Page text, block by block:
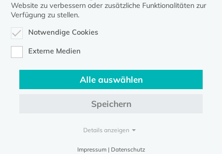
zurück zur Übersicht der Veranstaltungen
Datenschutz
Evangelische Kirche in Mecklenburg-Vorpommern © 2026
Website zu verbessern oder zusätzliche Funktionalitäten zur
Verfügung zu stellen.
Notwendige Cookies
Externe Medien
Alle auswählen
Speichern
Details anzeigen
Impressum | Datenschutz